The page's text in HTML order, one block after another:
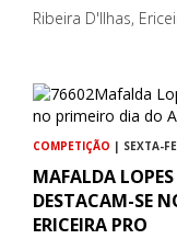
Ribeira D'Ilhas,
COMPETIÇÃO | SEXTA-
MAFALDA
DESTACAM-SE
ERICEIRA PRO